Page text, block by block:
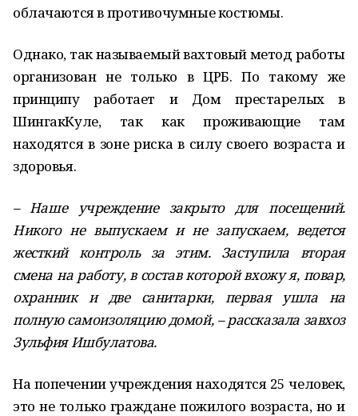
облачаются в противочумные костюмы.
Однако, так называемый вахтовый метод работы
организован не только в ЦРБ. По такому же
принципу работает и Дом прес­тарелых в
Шингак­Куле, так как проживающие там
находятся в зоне риска в силу своего возраста и
здоровья.
– Наше учреждение закрыто для посещений.
Никого не выпускаем и не запускаем, ведется
жесткий контроль за этим. Зас­тупила вторая
смена на работу, в состав которой вхожу я, повар,
охранник и две санитарки, первая ушла на
полную самоизоляцию домой, – рассказала завхоз
Зульфия Ишбулатова.
На попечении учреждения находятся 25 человек,
это не только граждане пожилого возраста, но и